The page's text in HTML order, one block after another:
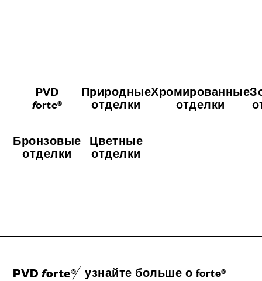
PVD
forte®
Природные
отделки
Хромированные
отделки
Бронзовые
отделки
Цветные
отделки
PVDforte® узнайте больше о forte®